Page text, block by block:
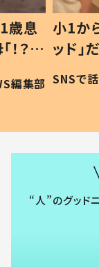
フテ
食”を
編集部
ひ孫
が、抱
「涙
い」
“人”のグッド